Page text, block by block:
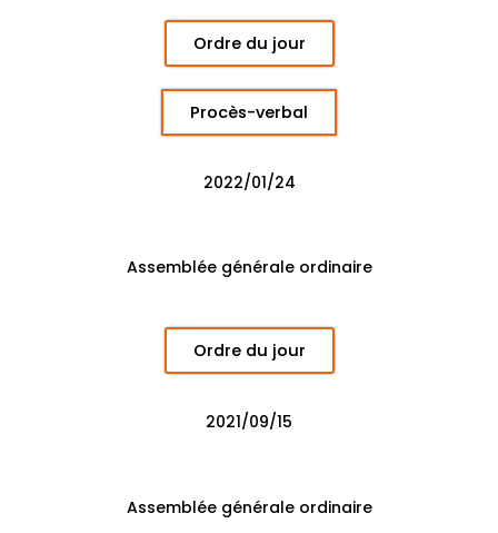
Ordre du jour
Procès-verbal
2022/01/24
Assemblée générale ordinaire
Ordre du jour
2021/09/15
Assemblée générale ordinaire